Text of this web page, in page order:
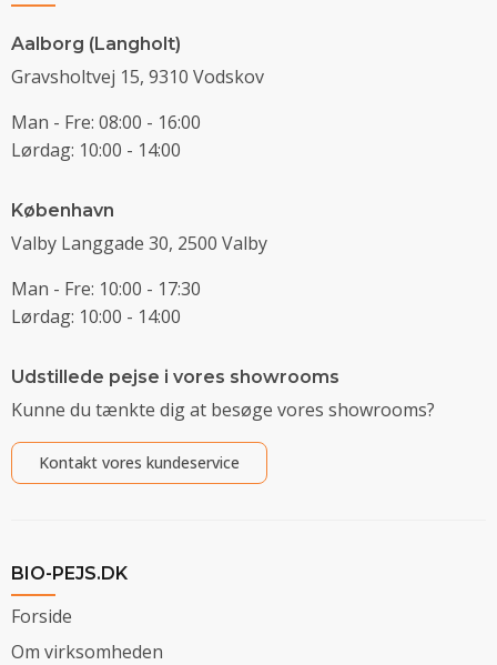
Aalborg (Langholt)
Gravsholtvej 15, 9310 Vodskov
Man - Fre: 08:00 - 16:00
Lørdag: 10:00 - 14:00
København
Valby Langgade 30, 2500 Valby
Man - Fre: 10:00 - 17:30
Lørdag: 10:00 - 14:00
Udstillede pejse i vores showrooms
Kunne du tænkte dig at besøge vores showrooms?
Kontakt vores kundeservice
BIO-PEJS.DK
Forside
Om virksomheden